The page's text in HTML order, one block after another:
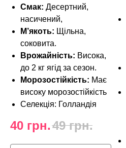
Смак: Десертний,
насичений,
М’якоть: Щільна,
соковита.
Врожайність: Висока,
до 2 кг ягід за сезон.
Морозостійкість: Має
високу морозостійкість
Селекція: Голландія
40 грн.49 грн.